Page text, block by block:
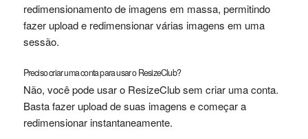
redimensionamento de imagens em massa, permitindo
fazer upload e redimensionar várias imagens em uma
sessão.
Preciso criar uma conta para usar o ResizeClub?
Não, você pode usar o ResizeClub sem criar uma conta.
Basta fazer upload de suas imagens e começar a
redimensionar instantaneamente.